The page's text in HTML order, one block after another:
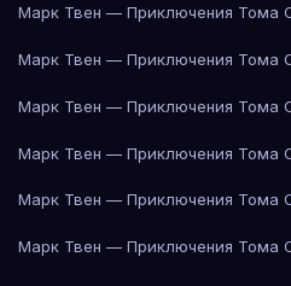
Марк Твен — Приключения Тома
Марк Твен — Приключения Тома
Марк Твен — Приключения Тома
Марк Твен — Приключения Тома
Марк Твен — Приключения Тома
Марк Твен — Приключения Тома